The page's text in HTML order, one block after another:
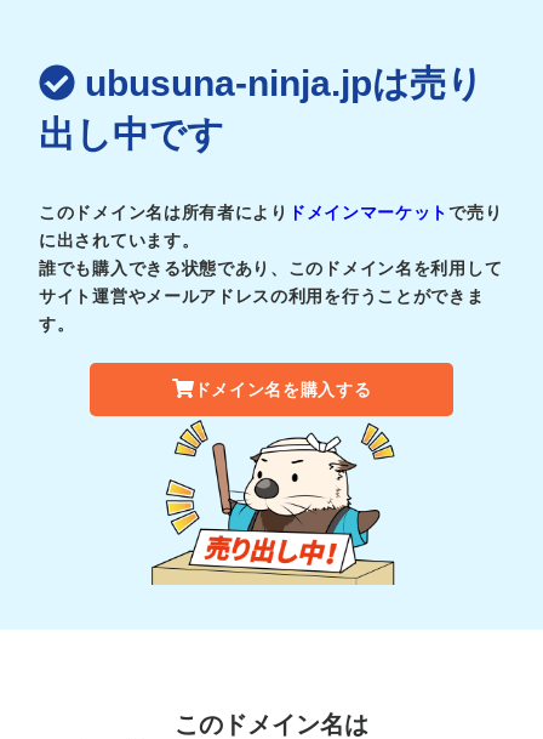
ubusuna-ninja.jpは売り
出し中です
このドメイン名は所有者により ドメインマーケットで売り
に出されています。
誰でも購入できる状態であり、このドメイン名を利用して
サイト運営やメールアドレスの利用を行うことができま
す。
ドメイン名を購入する
このドメイン名は